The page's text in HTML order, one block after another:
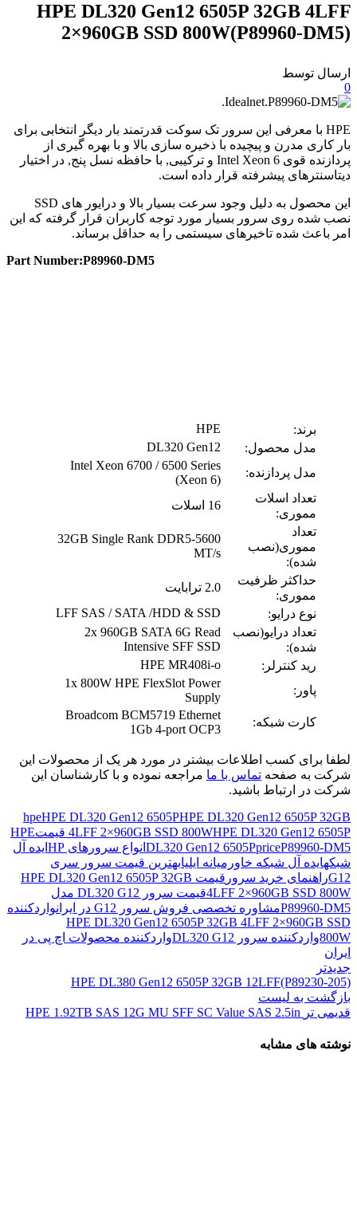
HPE DL320 Gen12 6505P 32GB 4LFF
2×960GB SSD 800W(P89960‑DM5)
ارسال توسط
0
HPE با معرفی این سرور تک سوکت قدرتمند بار دیگر انتخابی برای
بار کاری مدرن و پیچیده با ذخیره سازی بالا و با بهره گیری از
پردازنده قوی Intel Xeon 6 و ترکیبی, با حافظه نسل پنج, در اختیار
دیتاسنترهای پیشرفته قرار داده است.
این محصول به دلیل وجود سرعت بسیار بالا و درایور های SSD
نصب شده روی سرور بسیار مورد توجه کاربران قرار گرفته که این
امر باعث شده تاخیرهای سیستمی را به حداقل برساند.
Part Number:P89960‑DM5
برند:
HPE
مدل محصول:
DL320 Gen12
مدل پردازنده:
Intel Xeon 6700 / 6500 Series
(Xeon 6)
تعداد اسلات
مموری:
16 اسلات
تعداد
مموری(نصب
شده):
32GB Single Rank DDR5-5600
MT/s
حداکثر ظرفیت
مموری:
2.0 ترابایت
نوع درایو:
LFF SAS / SATA /HDD & SSD
تعداد درایو(نصب
شده):
2x 960GB SATA 6G Read
Intensive SFF SSD
رید کنترلر:
HPE MR408i‑o
پاور:
1x 800W HPE FlexSlot Power
Supply
کارت شبکه:
Broadcom BCM5719 Ethernet
1Gb 4-port OCP3
لطفا برای کسب اطلاعات بیشتر در مورد هر یک از محصولات این
شرکت به صفحه تماس با ما مراجعه نموده و با کارشناسان این
شرکت در ارتباط باشید.
hpeHPE DL320 Gen12 6505PHPE DL320 Gen12 6505P 32GB
4LFF 2×960GB SSD 800WHPE DL320 Gen12 6505P قیمت
HPE
DL320 Gen12 6505PpriceP89960‑DM5 انواع سرورهای HP
ایده آل
شبکهایده آل شبکه خاورمیانه ایلیابهترین قیمت سرور سری
G12راهنمای خرید سرور
قیمت HPE DL320 Gen12 6505P 32GB
4LFF 2×960GB SSD 800W
قیمت سرور DL320 G12 مدل
P89960‑DM5مشاوره تخصصی فروش سرور G12 در ایران
واردکننده
HPE DL320 Gen12 6505P 32GB 4LFF 2×960GB SSD
800Wواردکننده سرور DL320 G12
واردکننده محصولات اچ پی در
ایران
جدیدتر
HPE DL380 Gen12 6505P 32GB 12LFF(P89230‑205)
بازگشت به لیست
قدیمی تر HPE 1.92TB SAS 12G MU SFF SC Value SAS 2.5in
نوشته های مشابه